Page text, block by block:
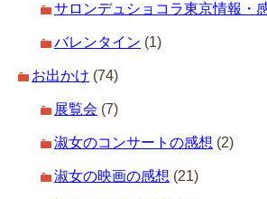
サロンデュショコラ東京情報・
バレンタイン (1)
お出かけ (74)
展覧会 (7)
淑女のコンサートの感想 (2)
淑女の映画の感想 (21)